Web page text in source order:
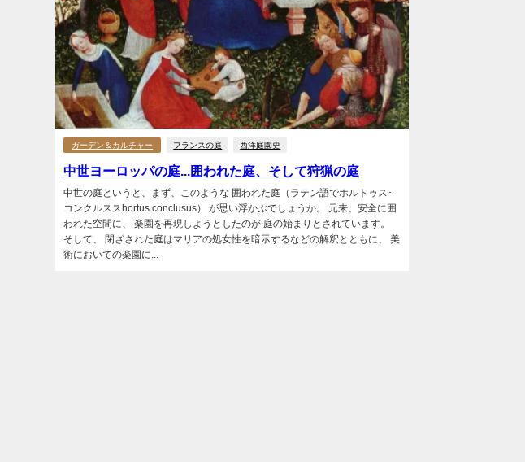
ガーデン＆カルチャー フランスの庭 西洋庭園史
中世ヨーロッパの庭...囲われた庭、そして狩猟の庭
中世の庭というと、まず、このような 囲われた庭（ラテン語でホルトゥス･
コンクルススhortus conclusus） が思い浮かぶでしょうか。 元来、安全に囲
われた空間に、 楽園を再現しようとしたのが 庭の始まりとされています。
そして、 閉ざされた庭はマリアの処女性を暗示するなどの解釈とともに、 美
術においての楽園に...